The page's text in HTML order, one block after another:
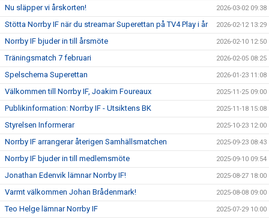
Nu släpper vi årskorten! 2026-03-02 09:38
Stötta Norrby IF när du streamar Superettan på TV4 Play i år 2026-02-12 13:29
Norrby IF bjuder in till årsmöte 2026-02-10 12:50
Träningsmatch 7 februari 2026-02-05 08:25
Spelschema Superettan 2026-01-23 11:08
Välkommen till Norrby IF, Joakim Foureaux 2025-11-25 09:00
Publikinformation: Norrby IF - Utsiktens BK 2025-11-18 15:08
Styrelsen Informerar 2025-10-23 12:00
Norrby IF arrangerar återigen Samhällsmatchen 2025-09-23 08:43
Norrby IF bjuder in till medlemsmöte 2025-09-10 09:54
Jonathan Edenvik lämnar Norrby IF! 2025-08-27 18:00
Varmt välkommen Johan Brådenmark! 2025-08-08 09:00
Teo Helge lämnar Norrby IF 2025-07-29 10:00